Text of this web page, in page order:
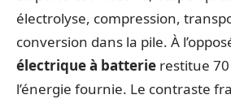
électrolyse, compression,
conversion dans la pile. À
électrique à batterie restitue 70
l’énergie fournie. Le contraste